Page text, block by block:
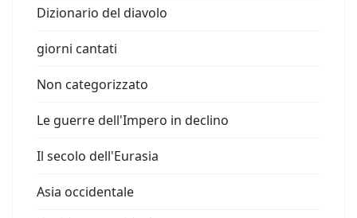
Dizionario del diavolo
giorni cantati
Non categorizzato
Le guerre dell'Impero in declino
Il secolo dell'Eurasia
Asia occidentale